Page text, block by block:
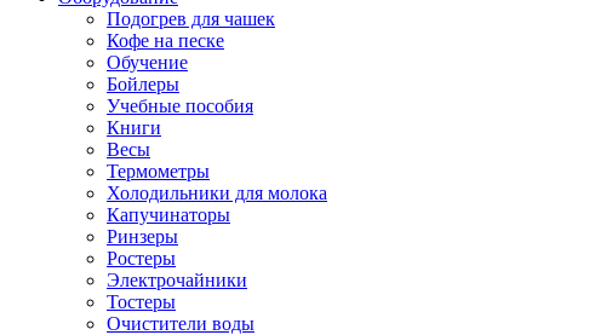
Подогрев для чашек
Кофе на песке
Обучение
Бойлеры
Учебные пособия
Книги
Весы
Термометры
Холодильники для молока
Капучинаторы
Ринзеры
Ростеры
Электрочайники
Тостеры
Очистители воды